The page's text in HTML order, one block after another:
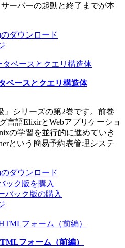
ーバーの起動と終了までが本
ダウンロード
ベースとクエリ構造体
』シリーズの第2巻です。前巻
言語ElixirとWebアプリケーショ
の学習を並行的に進めていき
という簡易予約表管理システ
ダウンロード
ック版を購入
バック版の購入
フォーム（前編）